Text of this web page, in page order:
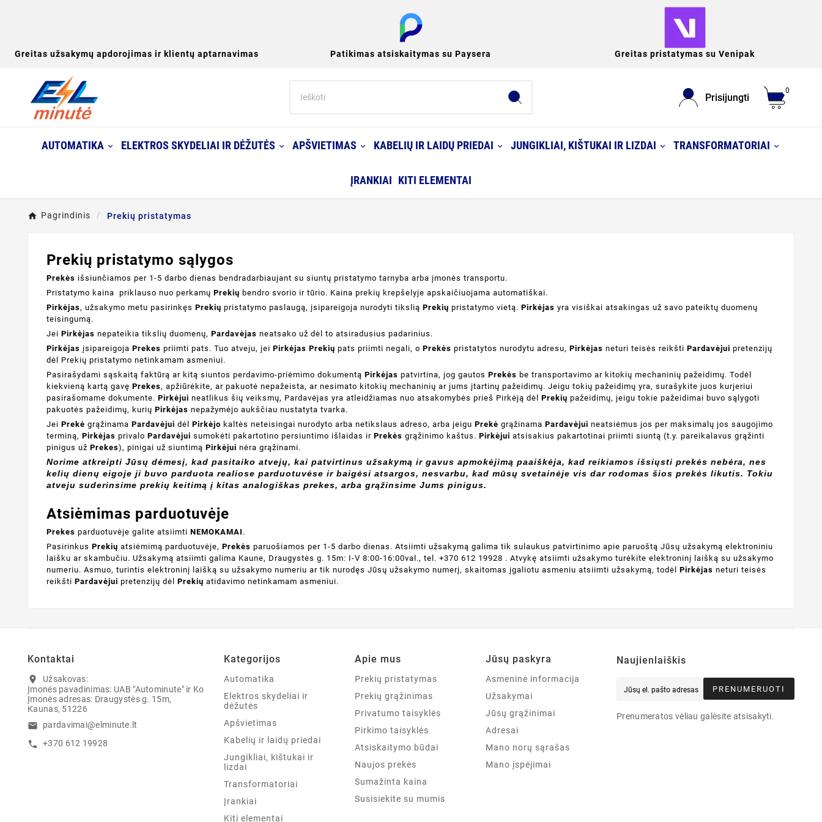
Greitas užsakymų apdorojimas ir klientų aptarnavimas Patikimas atsiskaitymas su Paysera Greitas pristatymas su Venipak
Prisijungti
0
AUTOMATIKA ELEKTROS SKYDELIAI IR DĖŽUTĖS APŠVIETIMAS KABELIŲ IR LAIDŲ PRIEDAI JUNGIKLIAI, KIŠTUKAI IR LIZDAI TRANSFORMATORIAI
ĮRANKIAI KITI ELEMENTAI
Pagrindinis Prekių pristatymas
Prekių pristatymo sąlygos
Prekės išsiunčiamos per 1-5 darbo dienas bendradarbiaujant su siuntų pristatymo tarnyba arba įmonės transportu.
Pristatymo kaina priklauso nuo perkamų Prekių bendro svorio ir tūrio. Kaina prekių krepšelyje apskaičiuojama automatiškai.
Pirkėjas, užsakymo metu pasirinkęs Prekių pristatymo paslaugą, įsipareigoja nurodyti tikslią Prekių pristatymo vietą. Pirkėjas yra visiškai atsakingas už savo pateiktų duomenų
teisingumą.
Jei Pirkėjas nepateikia tikslių duomenų, Pardavėjas neatsako už dėl to atsiradusius padarinius.
Pirkėjas įsipareigoja Prekes priimti pats. Tuo atveju, jei Pirkėjas Prekių pats priimti negali, o Prekės pristatytos nurodytu adresu, Pirkėjas neturi teisės reikšti Pardavėjui pretenzijų
dėl Prekių pristatymo netinkamam asmeniui.
Pasirašydami sąskaitą faktūrą ar kitą siuntos perdavimo-priėmimo dokumentą Pirkėjas patvirtina, jog gautos Prekės be transportavimo ar kitokių mechaninių pažeidimų. Todėl
kiekvieną kartą gavę Prekes, apžiūrėkite, ar pakuotė nepažeista, ar nesimato kitokių mechaninių ar jums įtartinų pažeidimų. Jeigu tokių pažeidimų yra, surašykite juos kurjeriui
pasirašomame dokumente. Pirkėjui neatlikus šių veiksmų, Pardavėjas yra atleidžiamas nuo atsakomybės prieš Pirkėją dėl Prekių pažeidimų, jeigu tokie pažeidimai buvo sąlygoti
pakuotės pažeidimų, kurių Pirkėjas nepažymėjo aukščiau nustatyta tvarka.
Jei Prekė grąžinama Pardavėjui dėl Pirkėjo kaltės neteisingai nurodyto arba netikslaus adreso, arba jeigu Prekė grąžinama Pardavėjui neatsiėmus jos per maksimalų jos saugojimo
terminą, Pirkėjas privalo Pardavėjui sumokėti pakartotino persiuntimo išlaidas ir Prekės grąžinimo kaštus. Pirkėjui atsisakius pakartotinai priimti siuntą (t.y. pareikalavus grąžinti
pinigus už Prekes), pinigai už siuntimą Pirkėjui nėra grąžinami.
Norime atkreipti Jūsų dėmesį, kad pasitaiko atvejų, kai patvirtinus užsakymą ir gavus apmokėjimą paaiškėja, kad reikiamos išsiųsti prekės nebėra, nes
kelių dienų eigoje ji buvo parduota realiose parduotuvėse ir baigėsi atsargos, nesvarbu, kad mūsų svetainėje vis dar rodomas šios prekės likutis. Tokiu
atveju suderinsime prekių keitimą į kitas analogiškas prekes, arba grąžinsime Jums pinigus.
Atsiėmimas parduotuvėje
Prekes parduotuvėje galite atsiimti NEMOKAMAI .
Pasirinkus Prekių atsiėmimą parduotuvėje, Prekės paruošiamos per 1-5 darbo dienas. Atsiimti užsakymą galima tik sulaukus patvirtinimo apie paruoštą Jūsų užsakymą elektroniniu
laišku ar skambučiu. Užsakymą atsiimti galima Kaune, Draugystės g. 15m: I-V 8:00-16:00val., tel. +370 612 19928 . Atvykę atsiimti užsakymo turėkite elektroninį laišką su užsakymo
numeriu. Asmuo, turintis elektroninį laišką su užsakymo numeriu ar tik nurodęs Jūsų užsakymo numerį, skaitomas įgaliotu asmeniu atsiimti užsakymą, todėl Pirkėjas neturi teisės
reikšti Pardavėjui pretenzijų dėl Prekių atidavimo netinkamam asmeniui.
Kontaktai
location_on
Užsakovas:
Įmonės pavadinimas: UAB "Autominute" ir Ko
Įmonės adresas: Draugystės g. 15m,
Kaunas, 51226
email pardavimai@elminute.lt
call +370 612 19928
Kategorijos
Automatika
Elektros skydeliai ir
dėžutės
Apšvietimas
Kabelių ir laidų priedai
Jungikliai, kištukai ir
lizdai
Transformatoriai
Įrankiai
Kiti elementai
Apie mus
Prekių pristatymas
Prekių grąžinimas
Privatumo taisyklės
Pirkimo taisyklės
Atsiskaitymo būdai
Naujos prekės
Sumažinta kaina
Susisiekite su mumis
Jūsų paskyra
Asmeninė informacija
Užsakymai
Jūsų grąžinimai
Adresai
Mano norų sąrašas
Mano įspėjimai
Naujienlaiškis
PRENUMERUOTI
Prenumeratos vėliau galėsite atsisakyti.